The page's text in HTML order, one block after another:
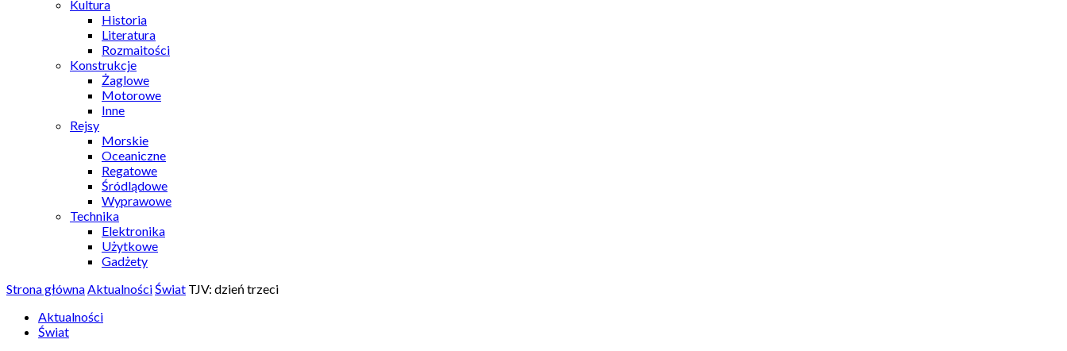
Kultura
Historia
Literatura
Rozmaitości
Konstrukcje
Żaglowe
Motorowe
Inne
Rejsy
Morskie
Oceaniczne
Regatowe
Śródlądowe
Wyprawowe
Technika
Elektronika
Użytkowe
Gadżety
Strona głównaAktualnościŚwiat TJV: dzień trzeci
Aktualności
Świat